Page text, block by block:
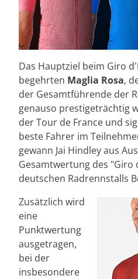
Das Hauptziel beim Giro
begehrten Maglia Rosa,
der Gesamtführende der
genauso prestigeträchtig
der Tour de France und
beste Fahrer im
gewann Jai Hindley aus
Gesamtwertung des "Giro
deutschen Radrennstalls
Zusätzlich wird
eine
Punktwertung
ausgetragen,
bei der
insbesondere